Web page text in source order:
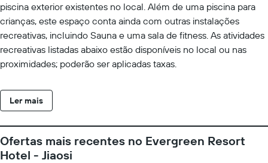
piscina exterior existentes no local. Além de uma piscina para
crianças, este espaço conta ainda com outras instalações
recreativas, incluindo Sauna e uma sala de fitness. As atividades
recreativas listadas abaixo estão disponíveis no local ou nas
proximidades; poderão ser aplicadas taxas.
Ler mais
Ofertas mais recentes no Evergreen Resort
Hotel - Jiaosi